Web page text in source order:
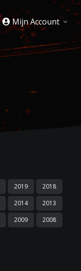
Mijn Account
2019
2018
2014
2013
2009 2008